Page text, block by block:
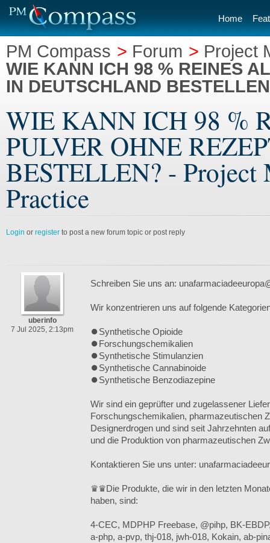
Home
PM Compass > Forum > Project
WIE KANN ICH 98 % REINES
IN DEUTSCHLAND
WIE KANN ICH 98 %
PULVER OHNE
BESTELLEN? - Project
Practice
Login or register to post a new forum topic or post reply
uberinfo
7 Jul 2025, 2:13pm
Schreiben Sie uns an:
Wir konzentrieren uns auf folgende
⏺️Synthetische Opioide
⏺️Forschungschemikalien
⏺️Synthetische Stimulanzien
⏺️Synthetische Cannabinoide
⏺️Synthetische Benzodiazepine
Wir sind ein geprüfter und zugelassener
Forschungschemikalien, pharmazeutischen
Designerdrogen und sind seit Jahrzehnten
und die Produktion von pharmazeutischen
Kontaktieren Sie uns unter:
♛♛Die Produkte, die wir in den letzten
haben, sind:
4-CEC, MDPHP Freebase, @pihp, BK-
a-php, a-pvp, thj-018, jwh-018, Kokain, ab-